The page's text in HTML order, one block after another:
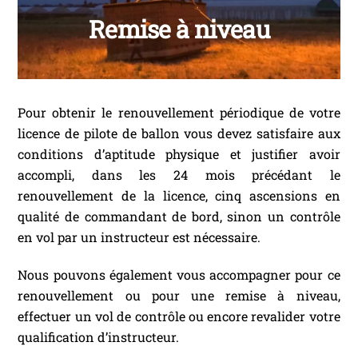
Remise à niveau
Pour obtenir le renouvellement périodique de votre
licence de pilote de ballon vous devez satisfaire aux
conditions d’aptitude physique et justifier avoir
accompli, dans les 24 mois précédant le
renouvellement de la licence, cinq ascensions en
qualité de commandant de bord, sinon un contrôle
en vol par un instructeur est nécessaire.
Nous pouvons également vous accompagner pour ce
renouvellement ou pour une remise à niveau,
effectuer un vol de contrôle ou encore revalider votre
qualification d’instructeur.